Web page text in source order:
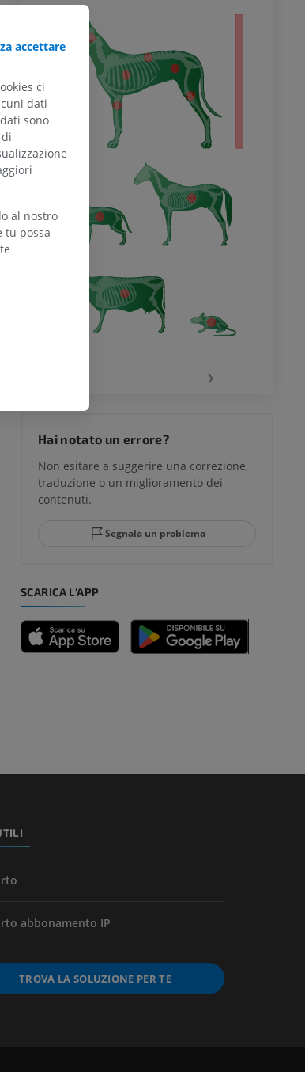
›
Hai notato un errore?
Non esitare a suggerire una correzione,
traduzione o un miglioramento dei
contenuti.
Segnala un problema
SCARICA L'APP
abbonamento IP
TROVA LA SOLUZIONE PER TE
accettare
ci
dati
sono
al nostro
tu possa